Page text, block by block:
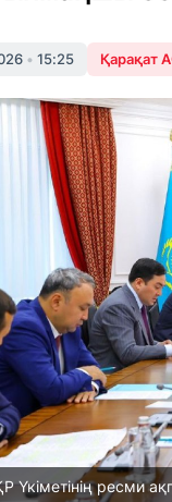
• 15:25 Қарақат
Үкіметінің ресми